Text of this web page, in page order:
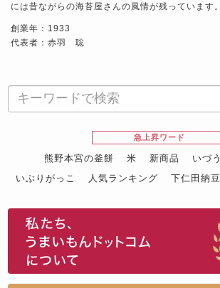
には昔ながらの海苔屋さんの風情が残っています。
創業年：1933
代表者：赤羽 聡
急上昇ワード
熊野本宮の釜餅 米 新商品 いづう
いぶりがっこ
人気ランキング 下仁田納豆